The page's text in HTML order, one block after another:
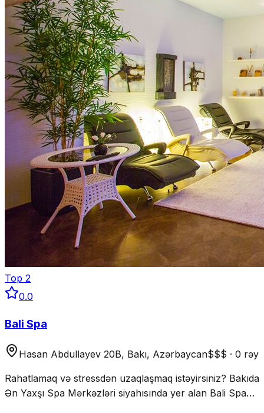
Top 2
0.0
Bali Spa
Hasan Abdullayev 20B, Bakı, Azərbaycan$$$ · 0 rəy
Rahatlamaq və stressdən uzaqlaşmaq istəyirsiniz? Bakıda
Ən Yaxşı Spa Mərkəzləri siyahısında yer alan Bali Spa